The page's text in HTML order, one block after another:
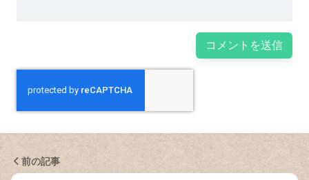
前の記事